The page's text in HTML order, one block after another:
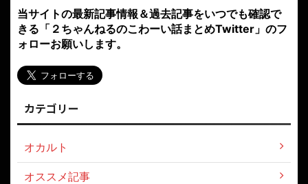
当サイトの最新記事情報＆過去記事をいつでも確認で
きる「２ちゃんねるのこわーい話まとめTwitter」のフ
ォローお願いします。
カテゴリー
オカルト
オススメ記事